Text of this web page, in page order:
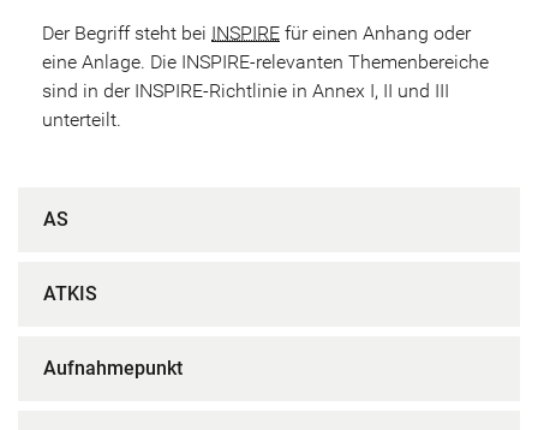
Der Begriff steht bei INSPIRE für einen Anhang oder
eine Anlage. Die INSPIRE-relevanten Themenbereiche
sind in der INSPIRE-Richtlinie in Annex I, II und III
unterteilt.
AS
ATKIS
Aufnahmepunkt